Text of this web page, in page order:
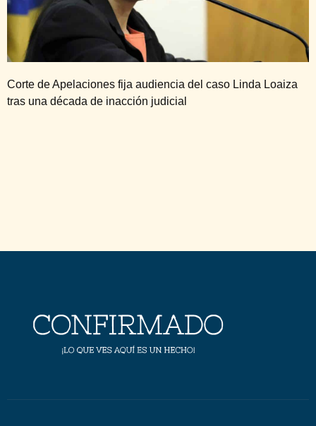
Corte de Apelaciones fija audiencia del caso Linda Loaiza
tras una década de inacción judicial